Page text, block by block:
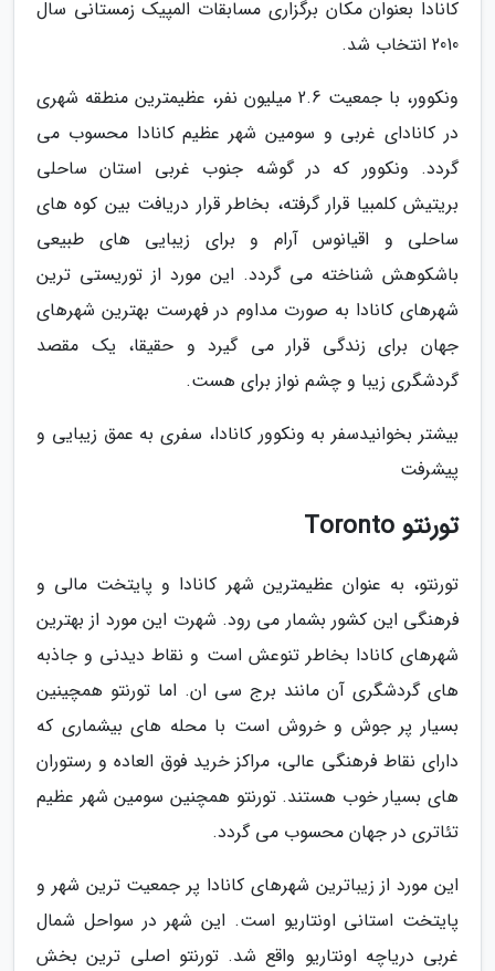
کانادا بعنوان مکان برگزاری مسابقات المپیک زمستانی سال
2010 انتخاب شد.
ونکوور، با جمعیت 2.6 میلیون نفر، عظیمترین منطقه شهری
در کانادای غربی و سومین شهر عظیم کانادا محسوب می
گردد. ونکوور که در گوشه جنوب غربی استان ساحلی
بریتیش کلمبیا قرار گرفته، بخاطر قرار دریافت بین کوه های
ساحلی و اقیانوس آرام و برای زیبایی های طبیعی
باشکوهش شناخته می گردد. این مورد از توریستی ترین
شهرهای کانادا به صورت مداوم در فهرست بهترین شهرهای
جهان برای زندگی قرار می گیرد و حقیقا، یک مقصد
گردشگری زیبا و چشم نواز برای هست.
بیشتر بخوانیدسفر به ونکوور کانادا، سفری به عمق زیبایی و
پیشرفت
تورنتو Toronto
تورنتو، به عنوان عظیمترین شهر کانادا و پایتخت مالی و
فرهنگی این کشور بشمار می رود. شهرت این مورد از بهترین
شهرهای کانادا بخاطر تنوعش است و نقاط دیدنی و جاذبه
های گردشگری آن مانند برج سی ان. اما تورنتو همچینین
بسیار پر جوش و خروش است با محله های بیشماری که
دارای نقاط فرهنگی عالی، مراکز خرید فوق العاده و رستوران
های بسیار خوب هستند. تورنتو همچنین سومین شهر عظیم
تئاتری در جهان محسوب می گردد.
این مورد از زیباترین شهرهای کانادا پر جمعیت ترین شهر و
پایتخت استانی اونتاریو است. این شهر در سواحل شمال
غربی دریاچه اونتاریو واقع شد. تورنتو اصلی ترین بخش